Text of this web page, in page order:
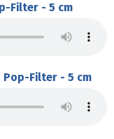
Filter - 5 cm
Pop-Filter - 5 cm